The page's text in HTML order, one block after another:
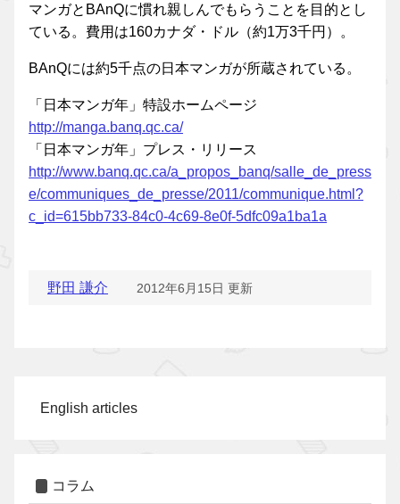
マンガとBAnQに慣れ親しんでもらうことを目的とし
ている。費用は160カナダ・ドル（約1万3千円）。
BAnQには約5千点の日本マンガが所蔵されている。
「日本マンガ年」特設ホームページ
http://manga.banq.qc.ca/
「日本マンガ年」プレス・リリース
http://www.banq.qc.ca/a_propos_banq/salle_de_press
e/communiques_de_presse/2011/communique.html?
c_id=615bb733-84c0-4c69-8e0f-5dfc09a1ba1a
野田 謙介 2012年6月15日 更新
English articles
コラム